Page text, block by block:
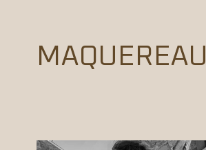
MAQUEREAU